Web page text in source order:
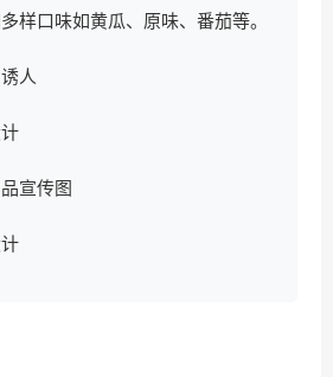
样口味如黄瓜、原味、番茄等。
人
宣传图